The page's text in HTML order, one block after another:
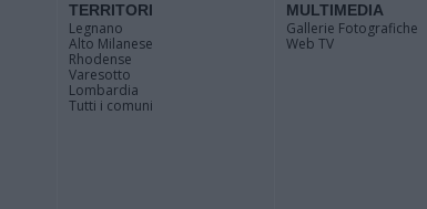
TERRITORI
Legnano
Alto Milanese
Rhodense
Varesotto
Lombardia
Tutti i comuni
MULTIMEDIA
Gallerie Fotografiche
Web TV